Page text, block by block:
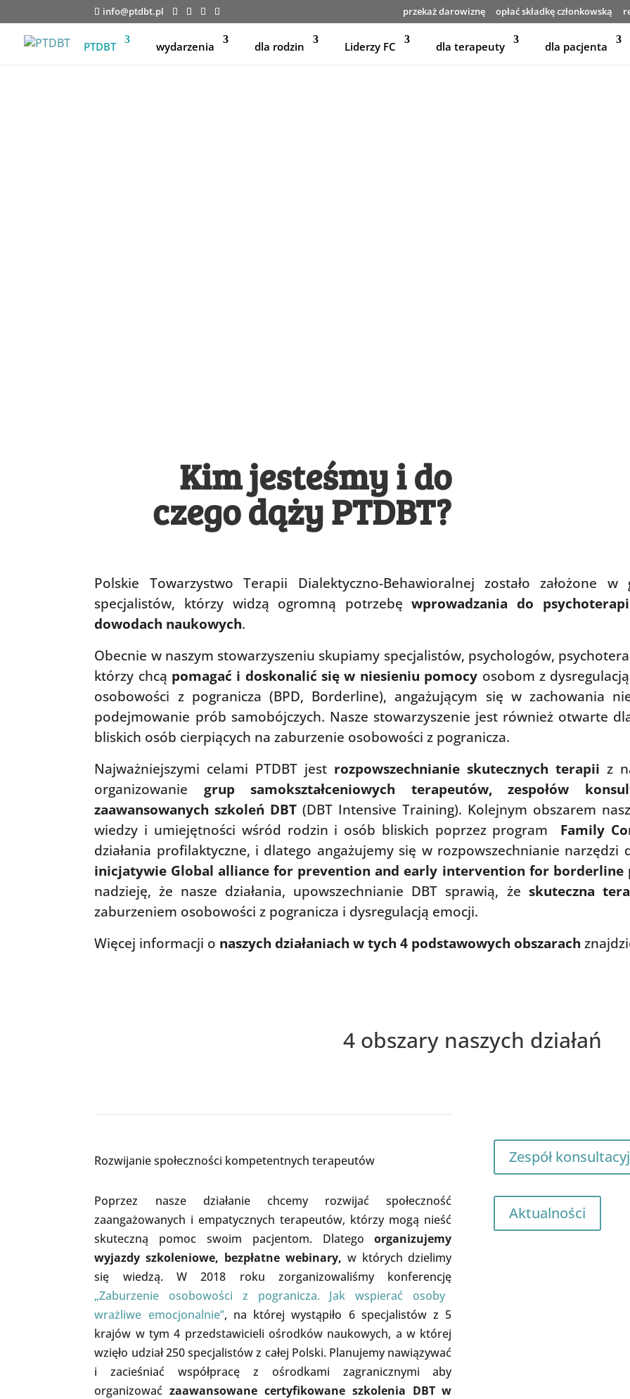
info@ptdbt.pl przekaż darowiznę opłać składkę członkowską
PTDBT wydarzenia dla rodzin Liderzy FC dla terapeuty dla pacjenta
Kim jesteśmy i do
czego dąży PTDBT?
Polskie Towarzystwo Terapii Dialektyczno-Behawioralnej zostało założone
specjalistów, którzy widzą ogromną potrzebęwprowadzania do
dowodach naukowych.
Obecnie w naszym stowarzyszeniu skupiamy specjalistów, psychologów,
którzy chcą pomagać i doskonalić się w niesieniu pomocy osobom z
osobowości z pogranicza (BPD, Borderline), angażującym się w zachowania
podejmowanie prób samobójczych. Nasze stowarzyszenie jest również otwarte
bliskich osób cierpiących na zaburzenie osobowości z pogranicza.
Najważniejszymi celami PTDBT jest rozpowszechnianie skutecznych terapii z
organizowanie grup samokształceniowych terapeutów, zespołów
zaawansowanych szkoleń DBT (DBT Intensive Training). Kolejnym obszarem
wiedzy i umiejętności wśród rodzin i osób bliskich poprzez program
Family
działania profilaktyczne, i dlatego angażujemy się w rozpowszechnianie narzędzi
inicjatywie Global alliance for prevention and early intervention for borderline
nadzieję, że nasze działania, upowszechnianie DBT sprawią, że skuteczna
zaburzeniem osobowości z pogranicza i dysregulacją emocji.
Więcej informacji o naszych działaniach w tych 4 podstawowych obszarach
4 obszary naszych działań
Rozwijanie społeczności kompetentnych terapeutów
Poprzez nasze działanie chcemy rozwijać społeczność
zaangażowanych i empatycznych terapeutów, którzy mogą nieść
skuteczną pomoc swoim pacjentom. Dlatego organizujemy
wyjazdy szkoleniowe, bezpłatne webinary, w których dzielimy
się wiedzą. W 2018 roku zorganizowaliśmy konferencję
„Zaburzenie osobowości z pogranicza. Jak wspierać osoby
wrażliwe emocjonalnie”, na której wystąpiło 6 specjalistów z 5
krajów w tym 4 przedstawicieli ośrodków naukowych, a w której
wzięło udział 250 specjalistów z całej Polski. Planujemy nawiązywać
i zacieśniać współpracę z ośrodkami zagranicznymi aby
organizować zaawansowane certyfikowane szkolenia DBT w
Zespół
Aktualności